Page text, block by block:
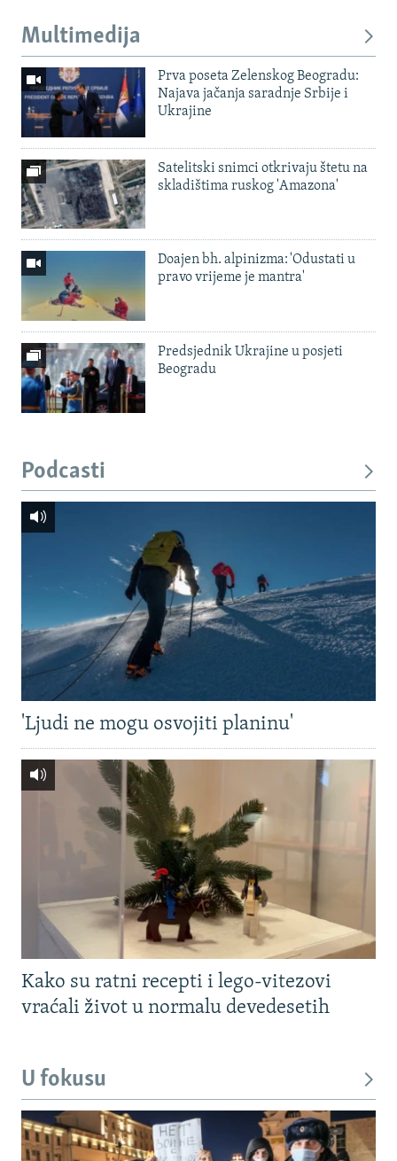
Multimedija
Prva poseta Zelenskog Beogradu:
Najava jačanja saradnje Srbije i
Ukrajine
Satelitski snimci otkrivaju štetu na
skladištima ruskog 'Amazona'
Doajen bh. alpinizma: 'Odustati u
pravo vrijeme je mantra'
Predsjednik Ukrajine u posjeti
Beogradu
Podcasti
'Ljudi ne mogu osvojiti planinu'
Kako su ratni recepti i lego-vitezovi
vraćali život u normalu devedesetih
U fokusu